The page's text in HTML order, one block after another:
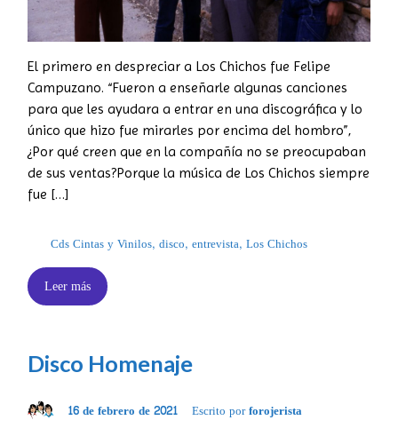
El primero en despreciar a Los Chichos fue Felipe
Campuzano. “Fueron a enseñarle algunas canciones
para que les ayudara a entrar en una discográfica y lo
único que hizo fue mirarles por encima del hombro”,
¿Por qué creen que en la compañía no se preocupaban
de sus ventas?Porque la música de Los Chichos siempre
fue […]
Cds Cintas y Vinilos, disco, entrevista, Los Chichos
Leer más
Disco Homenaje
16 de febrero de 2021 Escrito porforojerista